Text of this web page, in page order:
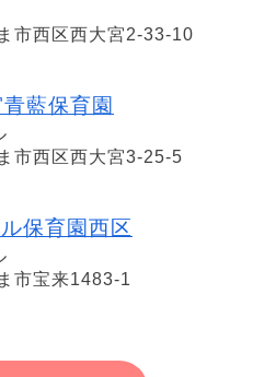
市西区西大宮2-33-10
藍保育園
市西区西大宮3-25-5
保育園西区
市宝来1483-1